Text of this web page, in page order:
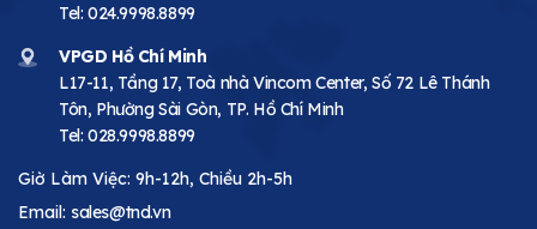
Tel: 024.9998.8899
VPGD Hồ Chí Minh
L17-11, Tầng 17, Toà nhà Vincom Center, Số 72 Lê Thánh
Tôn, Phường Sài Gòn, TP. Hồ Chí Minh
Tel: 028.9998.8899
Giờ Làm Việc: 9h-12h, Chiều 2h-5h
Email: sales@tnd.vn